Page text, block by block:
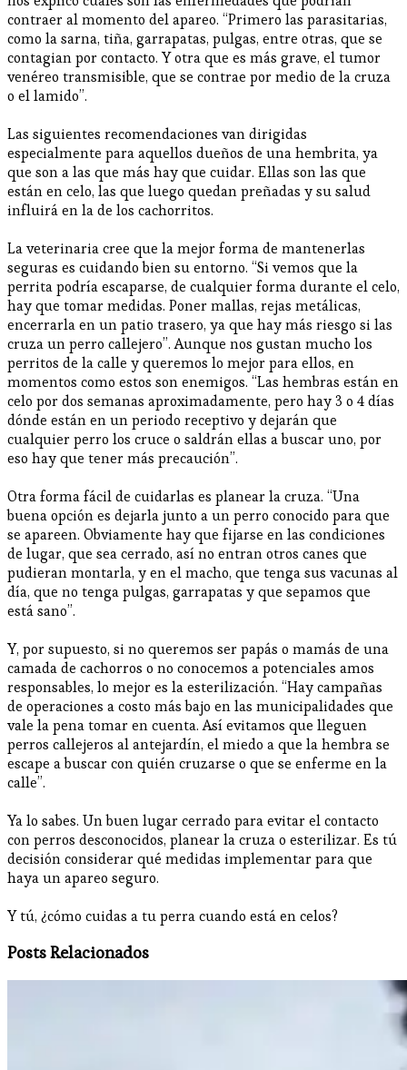
contraer al momento del apareo. “Primero las parasitarias,
como la sarna, tiña, garrapatas, pulgas, entre otras, que se
contagian por contacto. Y otra que es más grave, el tumor
venéreo transmisible, que se contrae por medio de la cruza
o el lamido”.
Las siguientes recomendaciones van dirigidas
especialmente para aquellos dueños de una hembrita, ya
que son a las que más hay que cuidar. Ellas son las que
están en celo, las que luego quedan preñadas y su salud
influirá en la de los cachorritos.
La veterinaria cree que la mejor forma de mantenerlas
seguras es cuidando bien su entorno. “Si vemos que la
perrita podría escaparse, de cualquier forma durante el celo,
hay que tomar medidas. Poner mallas, rejas metálicas,
encerrarla en un patio trasero, ya que hay más riesgo si las
cruza un perro callejero”. Aunque nos gustan mucho los
perritos de la calle y queremos lo mejor para ellos, en
momentos como estos son enemigos. “Las hembras están en
celo por dos semanas aproximadamente, pero hay 3 o 4 días
dónde están en un periodo receptivo y dejarán que
cualquier perro los cruce o saldrán ellas a buscar uno, por
eso hay que tener más precaución”.
Otra forma fácil de cuidarlas es planear la cruza. “Una
buena opción es dejarla junto a un perro conocido para que
se apareen. Obviamente hay que fijarse en las condiciones
de lugar, que sea cerrado, así no entran otros canes que
pudieran montarla, y en el macho, que tenga sus vacunas al
día, que no tenga pulgas, garrapatas y que sepamos que
está sano”.
Y, por supuesto, si no queremos ser papás o mamás de una
camada de cachorros o no conocemos a potenciales amos
responsables, lo mejor es la esterilización. “Hay campañas
de operaciones a costo más bajo en las municipalidades que
vale la pena tomar en cuenta. Así evitamos que lleguen
perros callejeros al antejardín, el miedo a que la hembra se
escape a buscar con quién cruzarse o que se enferme en la
calle”.
Ya lo sabes. Un buen lugar cerrado para evitar el contacto
con perros desconocidos, planear la cruza o esterilizar. Es tú
decisión considerar qué medidas implementar para que
haya un apareo seguro.
Y tú, ¿cómo cuidas a tu perra cuando está en celos?
Posts Relacionados